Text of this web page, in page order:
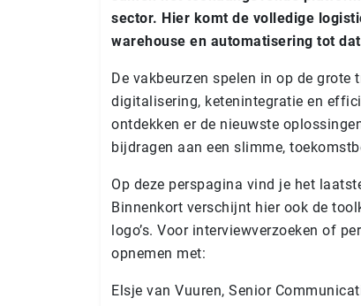
sector. Hier komt de volledige
warehouse en automatisering tot
De vakbeurzen spelen in op de grote
digitalisering, ketenintegratie en
ontdekken er de nieuwste
bijdragen aan een slimme,
Op deze perspagina vind je het
Binnenkort verschijnt hier ook de
logo’s. Voor interviewverzoeken of
opnemen met:
Elsje van Vuuren, Senior